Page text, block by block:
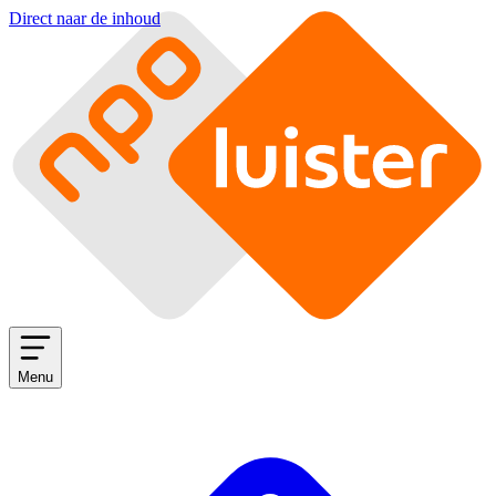
Direct naar de inhoud
Menu